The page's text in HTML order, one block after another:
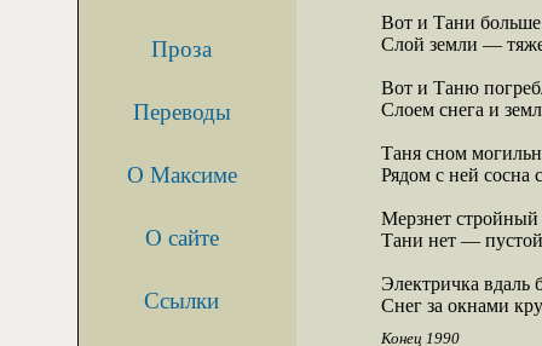
Проза
Переводы
О Максиме
О сайте
Ссылки
Вот и Тани больше
Слой земли —
Вот и Таню
Слоем снега и
Таня сном
Рядом с ней сосна
Мерзнет стройный
Тани нет —
Электричка вдаль
Снег за окнами
Конец 1990